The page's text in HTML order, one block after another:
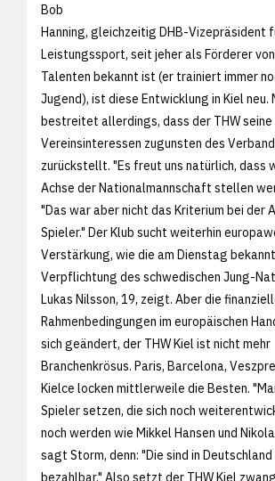
Bob
Hanning, gleichzeitig DHB-Vizepräsident
Leistungssport, seit jeher als Förderer
Talenten bekannt ist (er trainiert immer
Jugend), ist diese Entwicklung in Kiel neu.
bestreitet allerdings, dass der THW seine
Vereinsinteressen zugunsten des
zurückstellt. "Es freut uns natürlich, dass
Achse der Nationalmannschaft stellen
"Das war aber nicht das Kriterium bei der
Spieler." Der Klub sucht weiterhin
Verstärkung, wie die am Dienstag
Verpflichtung des schwedischen Jung-
Lukas Nilsson, 19, zeigt. Aber die
Rahmenbedingungen im europäischen
sich geändert, der THW Kiel ist nicht mehr
Branchenkrösus. Paris, Barcelona,
Kielce locken mittlerweile die Besten.
Spieler setzen, die sich noch
noch werden wie Mikkel Hansen und
sagt Storm, denn: "Die sind in
bezahlbar." Also setzt der THW Kiel